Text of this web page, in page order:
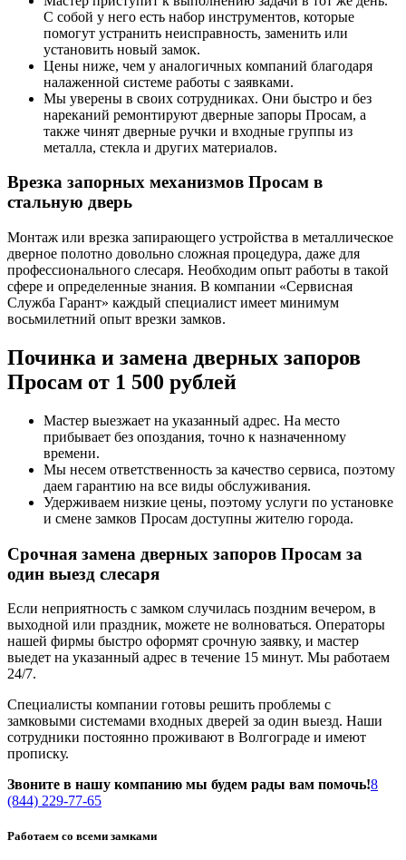
С собой у него есть набор инструментов, которые
помогут устранить неисправность, заменить или
установить новый замок.
Цены ниже, чем у аналогичных компаний благодаря
налаженной системе работы с заявками.
Мы уверены в своих сотрудниках. Они быстро и без
нареканий ремонтируют дверные запоры Просам, а
также чинят дверные ручки и входные группы из
металла, стекла и других материалов.
Врезка запорных механизмов Просам в
стальную дверь
Монтаж или врезка запирающего устройства в металлическое
дверное полотно довольно сложная процедура, даже для
профессионального слесаря. Необходим опыт работы в такой
сфере и определенные знания. В компании «Сервисная
Служба Гарант» каждый специалист имеет минимум
восьмилетний опыт врезки замков.
Починка и замена дверных запоров
Просам от 1 500 рублей
Мастер выезжает на указанный адрес. На место
прибывает без опоздания, точно к назначенному
времени.
Мы несем ответственность за качество сервиса, поэтому
даем гарантию на все виды обслуживания.
Удерживаем низкие цены, поэтому услуги по установке
и смене замков Просам доступны жителю города.
Срочная замена дверных запоров Просам за
один выезд слесаря
Если неприятность с замком случилась поздним вечером, в
выходной или праздник, можете не волноваться. Операторы
нашей фирмы быстро оформят срочную заявку, и мастер
выедет на указанный адрес в течение 15 минут. Мы работаем
24/7.
Специалисты компании готовы решить проблемы с
замковыми системами входных дверей за один выезд. Наши
сотрудники постоянно проживают в Волгограде и имеют
прописку.
Звоните в нашу компанию мы будем рады вам помочь!8
(844) 229-77-65
Работаем со всеми замками